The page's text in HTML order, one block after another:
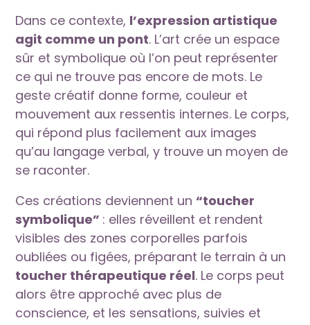
Dans ce contexte, l’expression artistique
agit comme un pont. L’art crée un espace
sûr et symbolique où l’on peut représenter
ce qui ne trouve pas encore de mots. Le
geste créatif donne forme, couleur et
mouvement aux ressentis internes. Le corps,
qui répond plus facilement aux images
qu’au langage verbal, y trouve un moyen de
se raconter.
Ces créations deviennent un “toucher
symbolique” : elles réveillent et rendent
visibles des zones corporelles parfois
oubliées ou figées, préparant le terrain à un
toucher thérapeutique réel. Le corps peut
alors être approché avec plus de
conscience, et les sensations, suivies et